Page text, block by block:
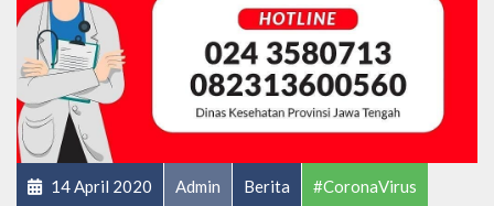
14 April 2020 Admin Berita #CoronaVirus